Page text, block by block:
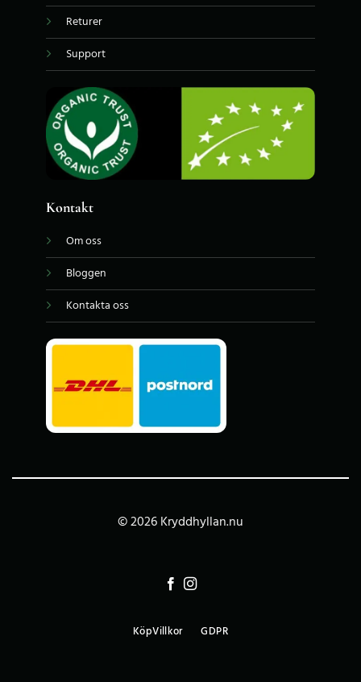
Returer
Support
Kontakt
Om oss
Bloggen
Kontakta oss
© 2026 Kryddhyllan.nu
KöpVillkor GDPR